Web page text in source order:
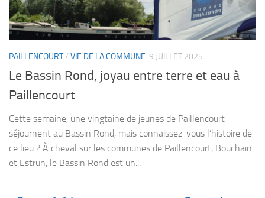
PAILLENCOURT/ VIE DE LA COMMUNE 9 JUILLET 2025
Le Bassin Rond, joyau entre terre et eau à
Paillencourt
Cette semaine, une vingtaine de jeunes de Paillencourt
séjournent au Bassin Rond, mais connaissez-vous l’histoire de
ce lieu ? À cheval sur les communes de Paillencourt, Bouchain
et Estrun, le Bassin Rond est un...